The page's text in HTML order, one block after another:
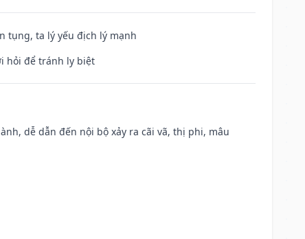
tụng, ta lý yếu địch lý mạnh
hỏi để tránh ly biệt
dễ dẫn đến nội bộ xảy ra cãi vã, thị phi, mâu